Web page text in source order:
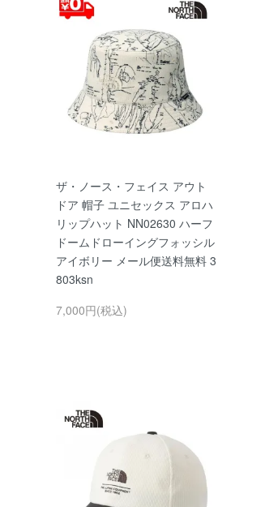
ザ・ノース・フェイス アウト
ドア 帽子 ユニセックス アロハ
リップハット NN02630 ハーフ
ドームドローイングフォッシル
アイボリー メール便送料無料 3
803ksn
7,000円(税込)